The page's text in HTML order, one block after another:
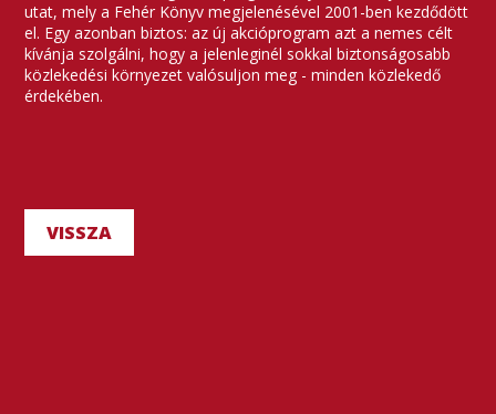
utat, mely a Fehér Könyv megjelenésével 2001-ben kezdődött
el. Egy azonban biztos: az új akcióprogram azt a nemes célt
kívánja szolgálni, hogy a jelenleginél sokkal biztonságosabb
közlekedési környezet valósuljon meg - minden közlekedő
érdekében.
VISSZA